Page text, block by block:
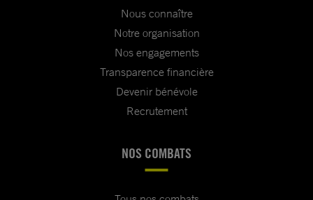
Nous connaître
Notre organisation
Nos engagements
Transparence financière
Devenir bénévole
Recrutement
NOS COMBATS